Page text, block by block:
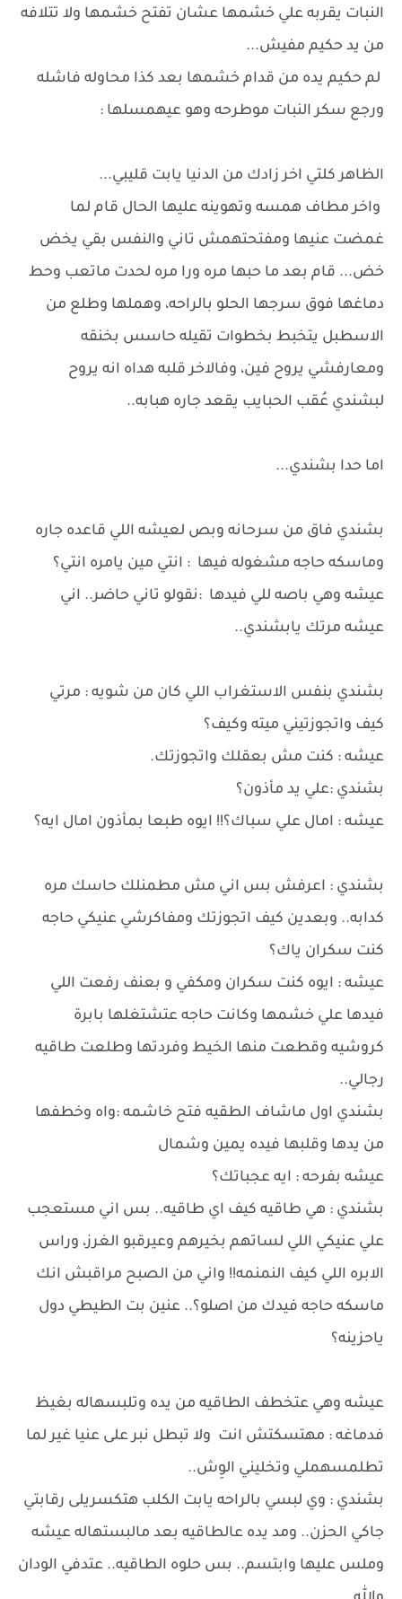
النبات يقربه علي خشمها عشان تفتح خشمها ولا تتلافه
من يد حكيم مفيش...
لم حكيم يده من قدام خشمها بعد كذا محاوله فاشله
ورجع سكر النبات موطرحه وهو عيهمسلها :
الظاهر كلتي اخر زادك من الدنيا يابت قليبي...
واخر مطاف همسه وتهوينه عليها الحال قام لما
غمضت عنيها ومفتحتهمش تاني والنفس بقي يخض
خض... قام بعد ما حبها مره ورا مره لحدت ماتعب وحط
دماغها فوق سرجها الحلو بالراحه، وهملها وطلع من
الاسطبل يتخبط بخطوات تقيله حاسس بخنقه
ومعارفشي يروح فين، وفالاخر قلبه هداه انه يروح
لبشندي عُقب الحبايب يقعد جاره هبابه..
اما حدا بشندي...
بشندي فاق من سرحانه وبص لعيشه اللي قاعده جاره
وماسكه حاجه مشغوله فيها : انتي مين يامره انتي؟
عيشه وهي باصه للي فيدها :نقولو تاني حاضر.. اني
عيشه مرتك يابشندي..
بشندي بنفس الاستغراب اللي كان من شويه : مرتي
كيف واتجوزتيني ميته وكيف؟
عيشه : كنت مش بعقلك واتجوزتك.
بشندي :علي يد مأذون؟
عيشه : امال علي سباك؟!! ايوه طبعا بمأذون امال ايه؟
بشندي : اعرفش بس اني مش مطمنلك حاسك مره
كدابه.. وبعدين كيف اتجوزتك ومفاكرشي عنيكي حاجه
كنت سكران ياك؟
عيشه : ايوه كنت سكران ومكفي و بعنف رفعت اللي
فيدها علي خشمها وكانت حاجه عتشتغلها بابرة
كروشيه وقطعت منها الخيط وفردتها وطلعت طاقيه
رجالي..
بشندي اول ماشاف الطقيه فتح خاشمه :واه وخطفها
من يدها وقلبها فيده يمين وشمال
عيشه بفرحه : ايه عجباتك؟
بشندي : هي طاقيه كيف اي طاقيه.. بس اني مستعجب
علي عنيكي اللي لساتهم بخيرهم وعيرقبو الغرز، وراس
الابره اللي كيف النمنمه!! واني من الصبح مراقبش انك
ماسكه حاجه فيدك من اصلو؟.. عنين بت الطيطي دول
ياحزينه؟
عيشه وهي عتخطف الطاقيه من يده وتلبسهاله بغيظ
فدماغه : مهتسكتش انت ولا تبطل نبر على عنيا غير لما
تطلمسهملي وتخليني الوِش..
بشندي : وي لبسي بالراحه يابت الكلب هتكسريلى رقابتي
جاكي الحزن.. ومد يده عالطاقيه بعد مالبستهاله عيشه
وملس عليها وابتسم.. بس حلوه الطاقيه.. عتدفي الودان